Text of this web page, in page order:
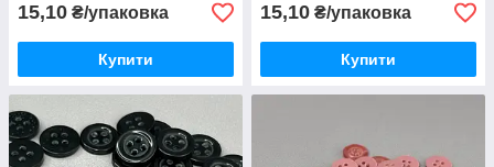
15,10 ₴/упаковка
Купити
15,10 ₴/упаковка
Купити